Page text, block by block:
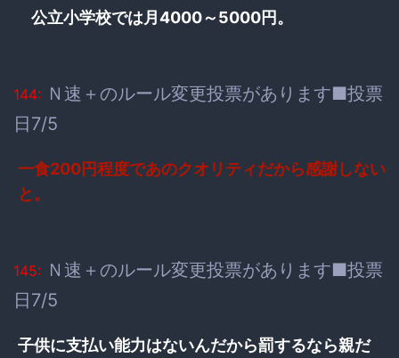
公立小学校では月4000～5000円。
144: Ｎ速＋のルール変更投票があります■投票
日7/5
一食200円程度であのクオリティだから感謝しない
と。
145: Ｎ速＋のルール変更投票があります■投票
日7/5
子供に支払い能力はないんだから罰するなら親だ